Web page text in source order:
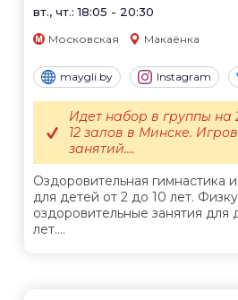
вт., чт.: 18:05 - 20:30
Московская Макаёнка
maygli.by Instagram
Оздоровительная гимнастика
для детей от 2 до 10 лет.
оздоровительные занятия для
лет....
Идет набор в группы на
12 залов в Минске.
занятий....